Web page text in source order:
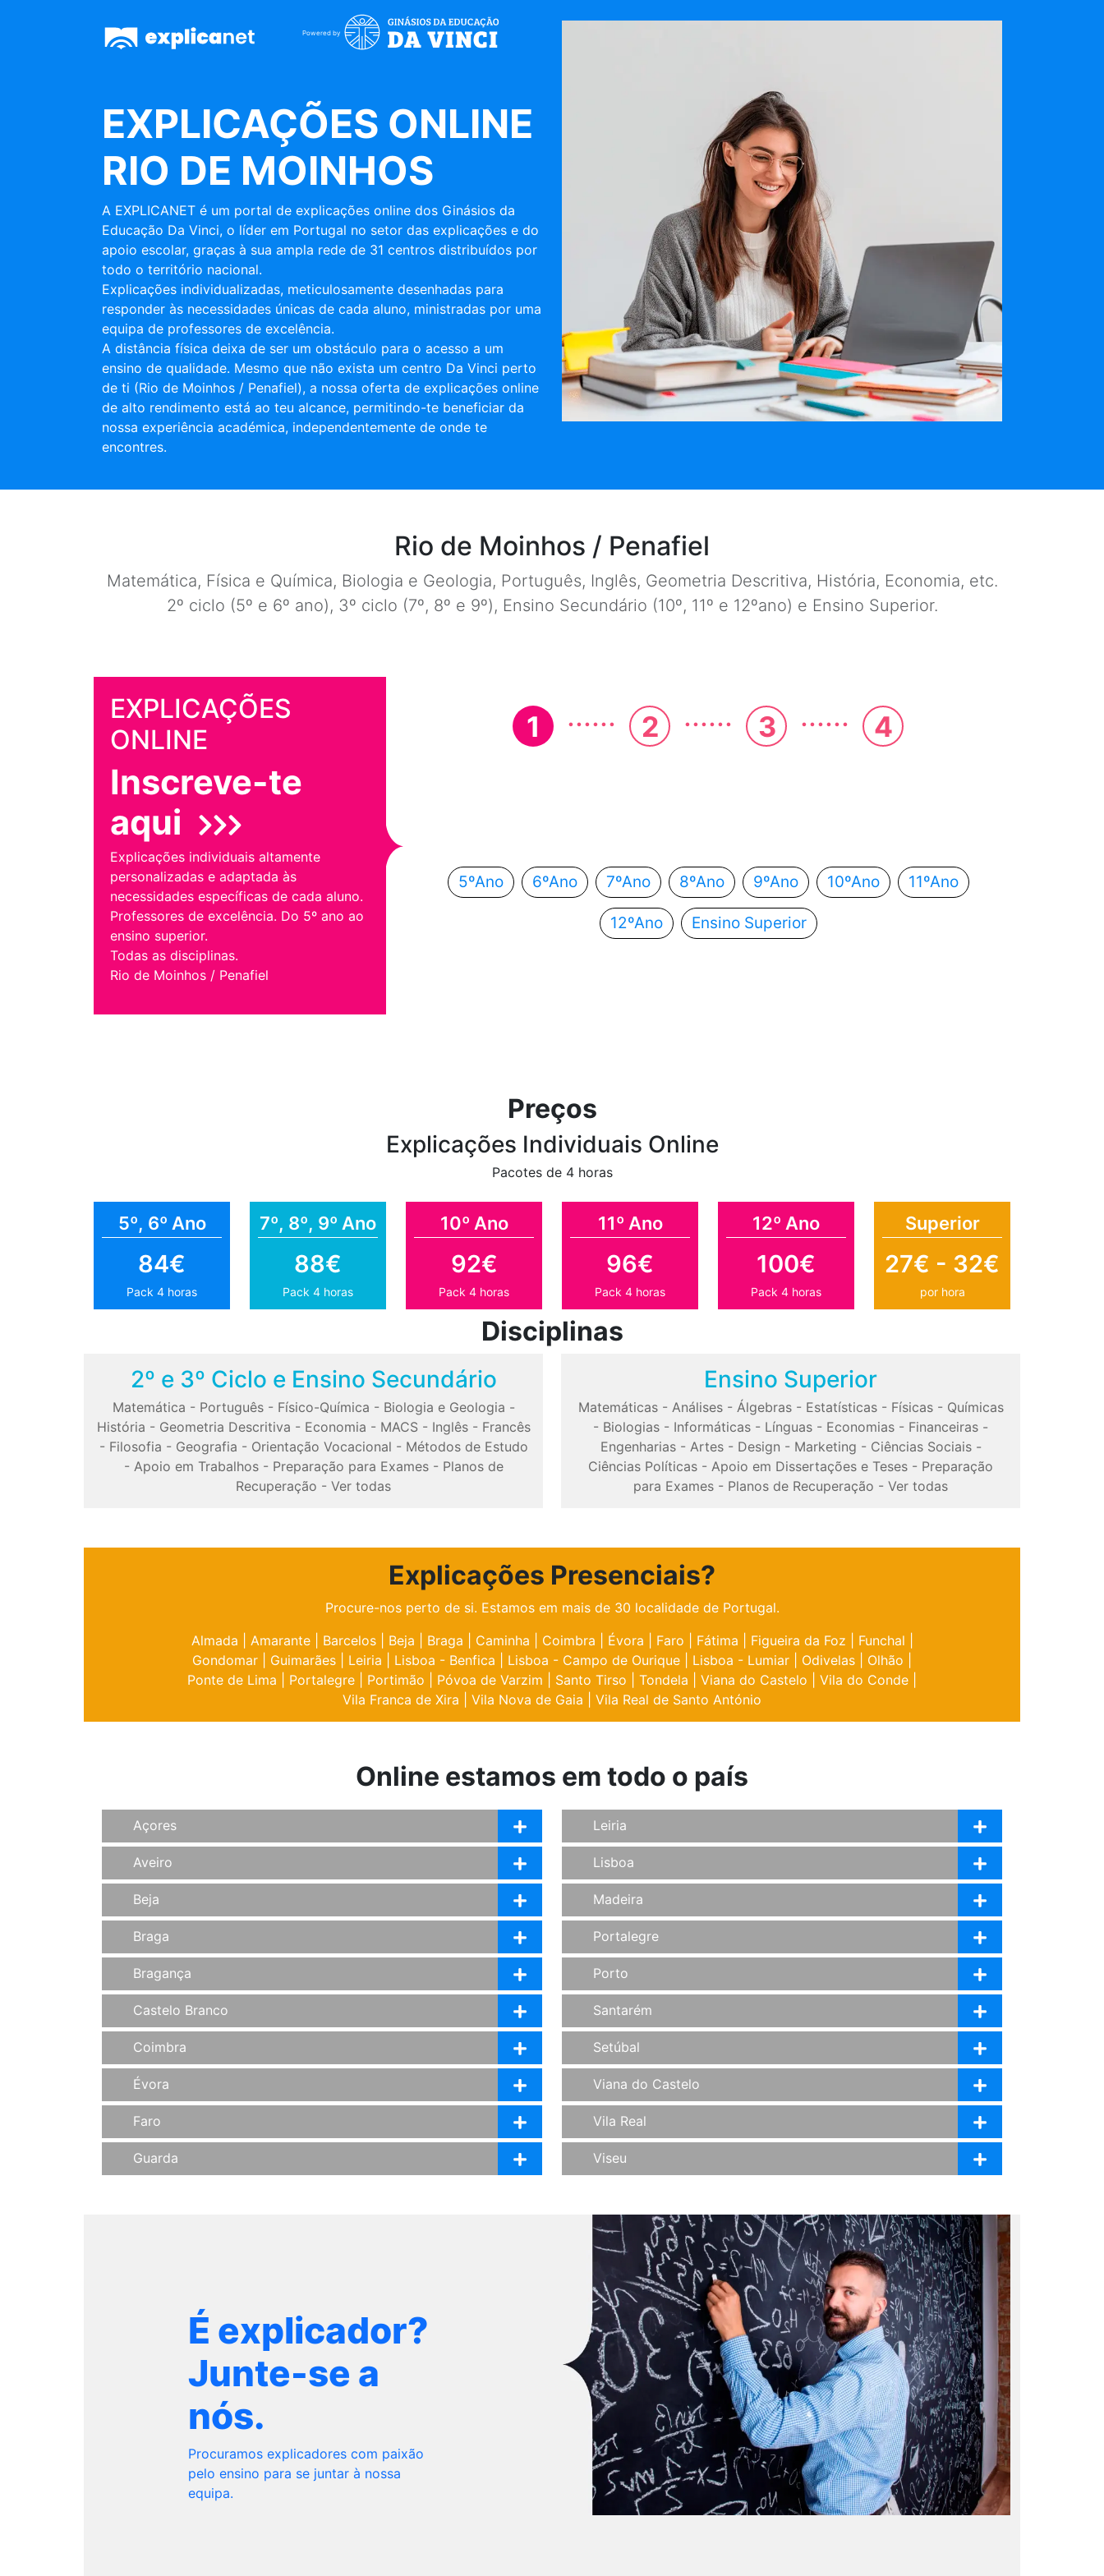
Powered by
EXPLICAÇÕES ONLINE
RIO DE MOINHOS
A EXPLICANET é um portal de explicações online dos Ginásios da
Educação Da Vinci, o líder em Portugal no setor das explicações e do
apoio escolar, graças à sua ampla rede de 31 centros distribuídos por
todo o território nacional.
Explicações individualizadas, meticulosamente desenhadas para
responder às necessidades únicas de cada aluno, ministradas por uma
equipa de professores de excelência.
A distância física deixa de ser um obstáculo para o acesso a um
ensino de qualidade. Mesmo que não exista um centro Da Vinci perto
de ti (Rio de Moinhos / Penafiel), a nossa oferta de explicações online
de alto rendimento está ao teu alcance, permitindo-te beneficiar da
nossa experiência académica, independentemente de onde te
encontres.
Rio de Moinhos / Penafiel
Matemática, Física e Química, Biologia e Geologia, Português, Inglês, Geometria Descritiva, História, Economia, etc.
2º ciclo (5º e 6º ano), 3º ciclo (7º, 8º e 9º), Ensino Secundário (10º, 11º e 12ºano) e Ensino Superior.
EXPLICAÇÕES
ONLINE
Inscreve-te
aqui
Explicações individuais altamente
personalizadas e adaptada às
necessidades específicas de cada aluno.
Professores de excelência. Do 5º ano ao
ensino superior.
Todas as disciplinas.
Rio de Moinhos / Penafiel
1 ...... 2 ...... 3 ...... 4
5ºAno 6ºAno 7ºAno 8ºAno 9ºAno 10ºAno 11ºAno
12ºAno Ensino Superior
Preços
Explicações Individuais Online
Pacotes de 4 horas
5º, 6º Ano
84€
Pack 4 horas
7º, 8º, 9º Ano
88€
Pack 4 horas
10º Ano
92€
Pack 4 horas
11º Ano
96€
Pack 4 horas
12º Ano
100€
Pack 4 horas
Superior
27€ - 32€
por hora
Disciplinas
2º e 3º Ciclo e Ensino Secundário
Matemática - Português- Físico-Química - Biologia e Geologia -
História - Geometria Descritiva - Economia - MACS- Inglês- Francês
- Filosofia - Geografia - Orientação Vocacional - Métodos de Estudo
- Apoio em Trabalhos- Preparação para Exames- Planos de
Recuperação - Ver todas
Ensino Superior
Matemáticas- Análises- Álgebras- Estatísticas- Físicas- Químicas
- Biologias - Informáticas - Línguas - Economias - Financeiras -
Engenharias- Artes- Design - Marketing - Ciências Sociais-
Ciências Políticas - Apoio em Dissertações e Teses - Preparação
para Exames - Planos de Recuperação - Ver todas
Explicações Presenciais?
Procure-nos perto de si. Estamos em mais de 30 localidade de Portugal.
Almada
Amarante Barcelos Beja Braga Caminha Coimbra Évora Faro Fátima Figueira da Foz Funchal
Gondomar
Guimarães Leiria Lisboa - Benfica Lisboa - Campo de Ourique Lisboa - Lumiar Odivelas Olhão
Ponte de Lima
Portalegre Portimão Póvoa de Varzim Santo Tirso Tondela Viana do Castelo Vila do Conde
Vila Franca de Xira
Vila Nova de Gaia Vila Real de Santo António
Online estamos em todo o país
Açores
Aveiro
Beja
Braga
Bragança
Castelo Branco
Coimbra
Évora
Faro
Guarda
Leiria
Lisboa
Madeira
Portalegre
Porto
Santarém
Setúbal
Viana do Castelo
Vila Real
Viseu
É explicador?
Junte-se a
nós.
Procuramos explicadores com paixão
pelo ensino para se juntar à nossa
equipa.